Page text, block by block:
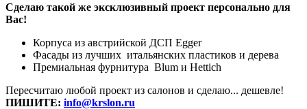
Сделаю такой же эксклюзивный проект персонально для
Вас!
Корпуса из австрийской ДСП Egger
Фасады из лучших итальянских пластиков и дерева
Премиальная фурнитура Blum и Hettich
Пересчитаю любой проект из салонов и сделаю... дешевле!
ПИШИТЕ: info@krslon.ru